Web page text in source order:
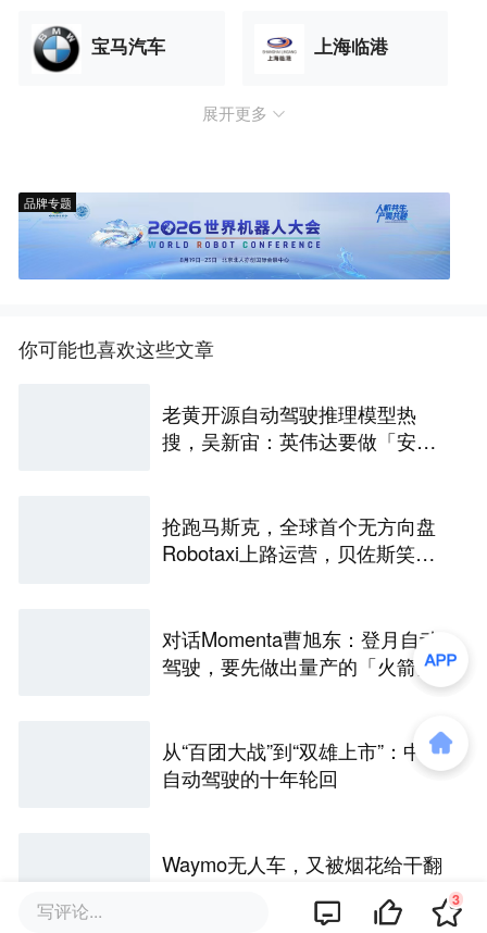
宝马汽车 上海临港
展开更多
品牌专题
你可能也喜欢这些文章
老黄开源自动驾驶推理模型热
搜，吴新宙：英伟达要做「安
抢跑马斯克，全球首个无方向盘
Robotaxi上路运营，贝佐斯笑麻
对话Momenta曹旭东：登月自动
驾驶，要先做出量产的「火箭」
从“百团大战”到“双雄上市”：中国
自动驾驶的十年轮回
Waymo无人车，又被烟花给干翻
写评论... 3